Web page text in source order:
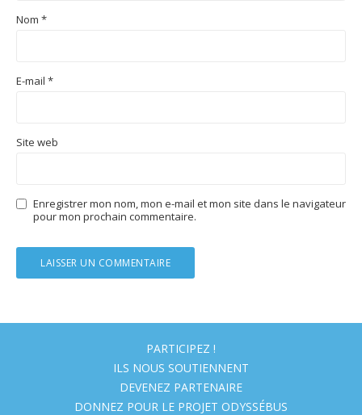
Nom *
E-mail *
Site web
Enregistrer mon nom, mon e-mail et mon site dans le navigateur
pour mon prochain commentaire.
PARTICIPEZ !
ILS NOUS SOUTIENNENT
DEVENEZ PARTENAIRE
DONNEZ POUR LE PROJET ODYSSÉBUS